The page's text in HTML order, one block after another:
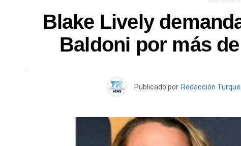
Blake Lively
Baldoni por más
Publicado por Redacción